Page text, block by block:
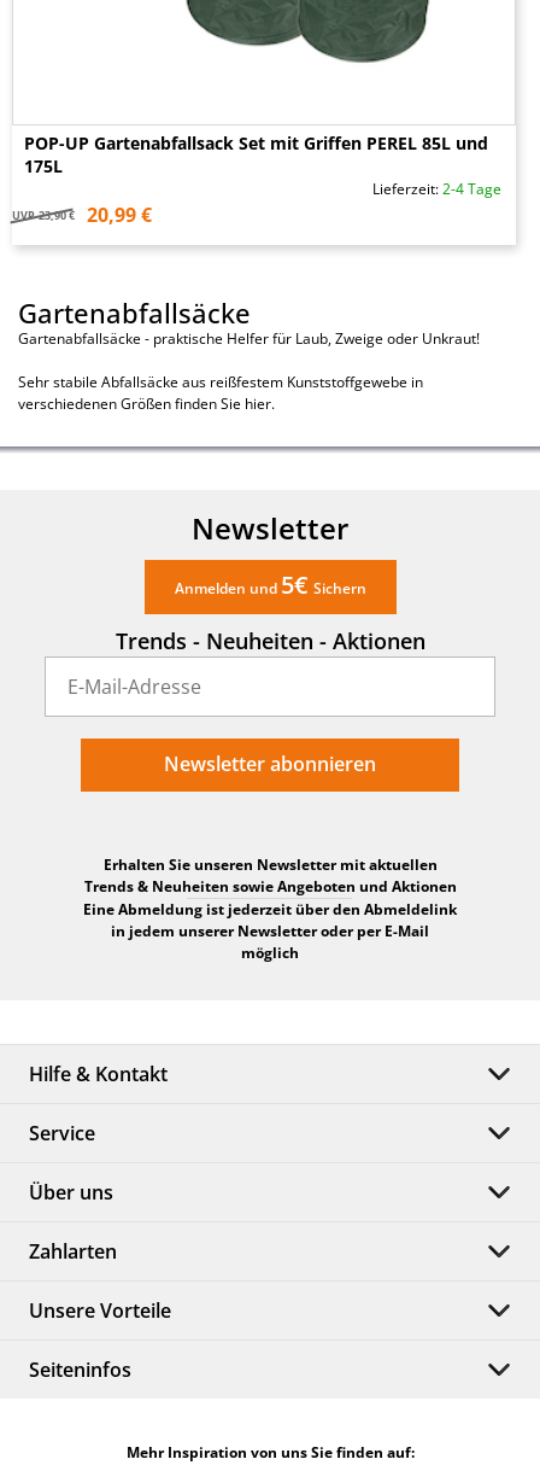
POP-UP Gartenabfallsack Set mit Griffen PEREL 85L und
175L
Lieferzeit:2-4 Tage
UVP 23,90 € 20,99 €
Gartenabfallsäcke
Gartenabfallsäcke - praktische Helfer für Laub, Zweige oder Unkraut!
Sehr stabile Abfallsäcke aus reißfestem Kunststoffgewebe in
verschiedenen Größen finden Sie hier.
Newsletter
Anmelden und 5€ Sichern
Trends - Neuheiten - Aktionen
Newsletter abonnieren
Erhalten Sie unseren Newsletter mit aktuellen
Trends & Neuheiten sowie Angeboten und Aktionen
Eine Abmeldung ist jederzeit über den Abmeldelink
in jedem unserer Newsletter oder per E-Mail
möglich
Hilfe & Kontakt
Service
Über uns
Zahlarten
Unsere Vorteile
Seiteninfos
Mehr Inspiration von uns Sie finden auf: